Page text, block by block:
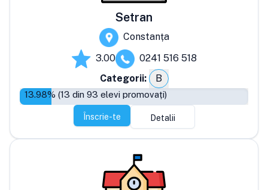
Setran
Constanța
3.00
0241 516 518
Categorii:
B
13.98% (13 din 93 elevi promovați)
Înscrie-te Detalii